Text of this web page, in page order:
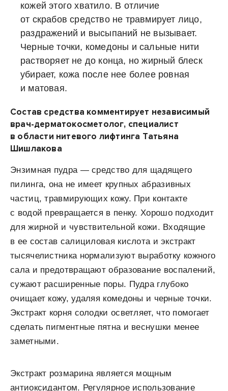
кожей этого хватило. В отличие
от скрабов средство не травмирует лицо,
раздражений и высыпаний не вызывает.
Черные точки, комедоны и сальные нити
растворяет не до конца, но жирный блеск
убирает, кожа после нее более ровная
и матовая.
Состав средства комментирует независимый
врач-дерматокосметолог, специалист
в области нитевого лифтинга Татьяна
Шишлакова
Энзимная пудра — средство для щадящего
пилинга, она не имеет крупных абразивных
частиц, травмирующих кожу. При контакте
с водой превращается в пенку. Хорошо подходит
для жирной и чувствительной кожи. Входящие
в ее состав салициловая кислота и экстракт
тысячелистника нормализуют выработку кожного
сала и предотвращают образование воспалений,
сужают расширенные поры. Пудра глубоко
очищает кожу, удаляя комедоны и черные точки.
Экстракт корня солодки осветляет, что помогает
сделать пигментные пятна и веснушки менее
заметными.
Экстракт розмарина является мощным
антиоксидантом. Регулярное использование